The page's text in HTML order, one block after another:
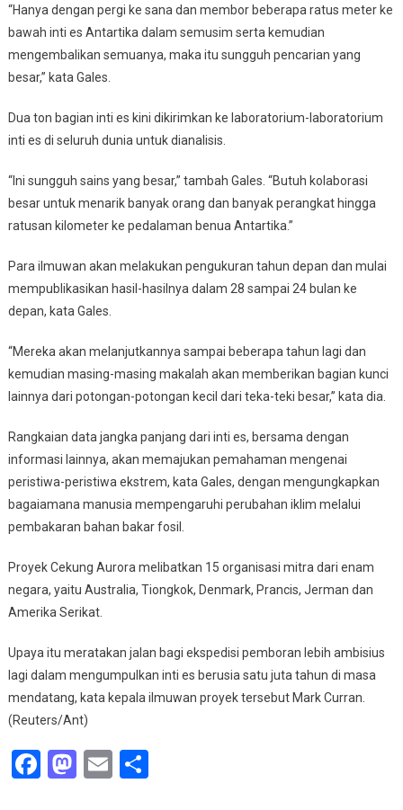
“Hanya dengan pergi ke sana dan membor beberapa ratus meter ke
bawah inti es Antartika dalam semusim serta kemudian
mengembalikan semuanya, maka itu sungguh pencarian yang
besar,” kata Gales.
Dua ton bagian inti es kini dikirimkan ke laboratorium-laboratorium
inti es di seluruh dunia untuk dianalisis.
“Ini sungguh sains yang besar,” tambah Gales. “Butuh kolaborasi
besar untuk menarik banyak orang dan banyak perangkat hingga
ratusan kilometer ke pedalaman benua Antartika.”
Para ilmuwan akan melakukan pengukuran tahun depan dan mulai
mempublikasikan hasil-hasilnya dalam 28 sampai 24 bulan ke
depan, kata Gales.
“Mereka akan melanjutkannya sampai beberapa tahun lagi dan
kemudian masing-masing makalah akan memberikan bagian kunci
lainnya dari potongan-potongan kecil dari teka-teki besar,” kata dia.
Rangkaian data jangka panjang dari inti es, bersama dengan
informasi lainnya, akan memajukan pemahaman mengenai
peristiwa-peristiwa ekstrem, kata Gales, dengan mengungkapkan
bagaiamana manusia mempengaruhi perubahan iklim melalui
pembakaran bahan bakar fosil.
Proyek Cekung Aurora melibatkan 15 organisasi mitra dari enam
negara, yaitu Australia, Tiongkok, Denmark, Prancis, Jerman dan
Amerika Serikat.
Upaya itu meratakan jalan bagi ekspedisi pemboran lebih ambisius
lagi dalam mengumpulkan inti es berusia satu juta tahun di masa
mendatang, kata kepala ilmuwan proyek tersebut Mark Curran.
(Reuters/Ant)
Facebook
Mastodon
EmailShare